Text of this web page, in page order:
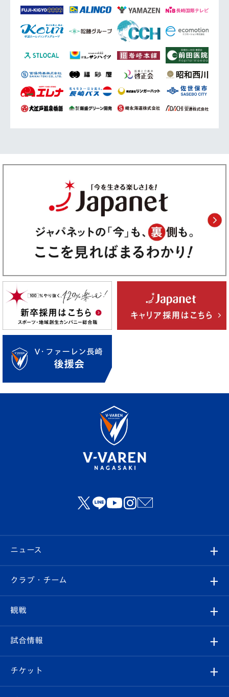
ニュース
すべて
クラブ
試合情報
クラブ・チーム
クラブ概要
エンブレム紹介
観戦
観戦ルール
はじめての観戦ガイド
試合情報
試合日程/結果
チケット